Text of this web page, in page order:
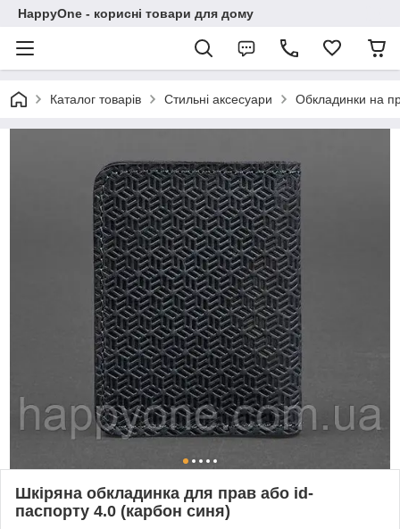
HappyOne - корисні товари для дому
Каталог товарів Стильні аксесуари Обкладинки на
Шкіряна обкладинка для прав або id-
паспорту 4.0 (карбон синя)